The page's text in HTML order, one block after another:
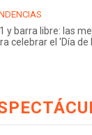
y barra libre: las
celebrar el 'Día de